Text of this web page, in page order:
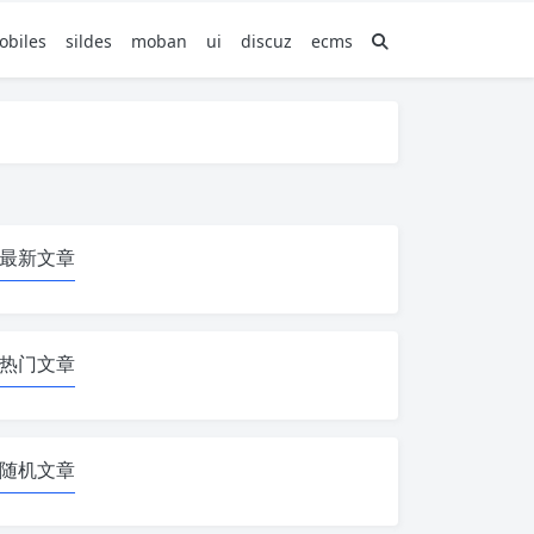
sildes moban ui discuz ecms
最新文章
热门文章
随机文章